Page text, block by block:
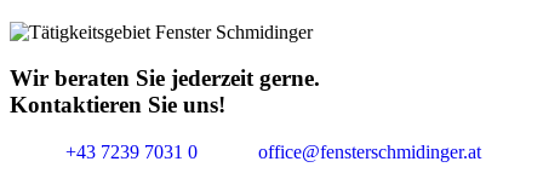
Wir beraten Sie jederzeit gerne.
Kontaktieren Sie uns!
+43 7239 7031 0 office@fensterschmidinger.at